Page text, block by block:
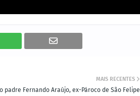
MAIS RECENTES
padre Fernando Araújo, ex-Pároco de São Felipe